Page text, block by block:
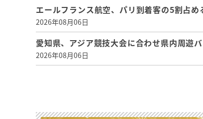
エールフランス航空、パリ到着客の5割占
2026年08月06日
愛知県、アジア競技大会に合わせ県内周遊
2026年08月06日